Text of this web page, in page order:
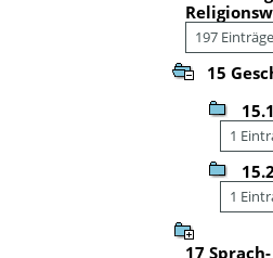
197 Einträge
15
1
1
17